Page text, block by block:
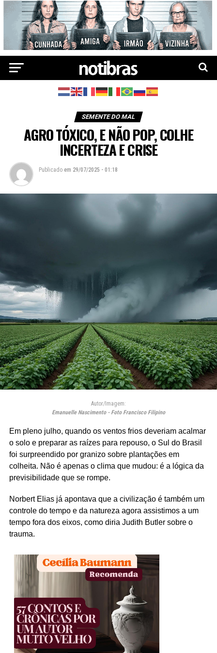
SEMENTE DO MAL
AGRO TÓXICO, E NÃO POP, COLHE
INCERTEZA E CRISE
Publicado em 29/07/2025 - 01:18
Autor/Imagem:
Emanuelle Nascimento - Foto Francisco Filipino
Em pleno julho, quando os ventos frios deveriam acalmar
o solo e preparar as raízes para repouso, o Sul do Brasil
foi surpreendido por granizo sobre plantações em
colheita. Não é apenas o clima que mudou: é a lógica da
previsibilidade que se rompe.
Norbert Elias já apontava que a civilização é também um
controle do tempo e da natureza agora assistimos a um
tempo fora dos eixos, como diria Judith Butler sobre o
trauma.